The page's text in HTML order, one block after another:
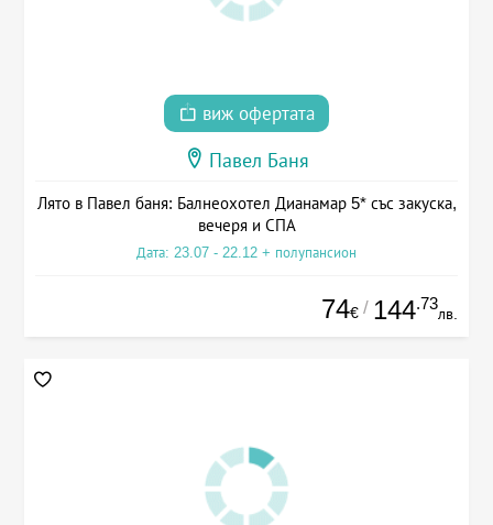
виж офертата
Павел Баня
Лято в Павел баня: Балнеохотел Дианамар 5* със закуска,
вечеря и СПА
Дата: 23.07 - 22.12 + полупансион
74€ / 144.73
лв.